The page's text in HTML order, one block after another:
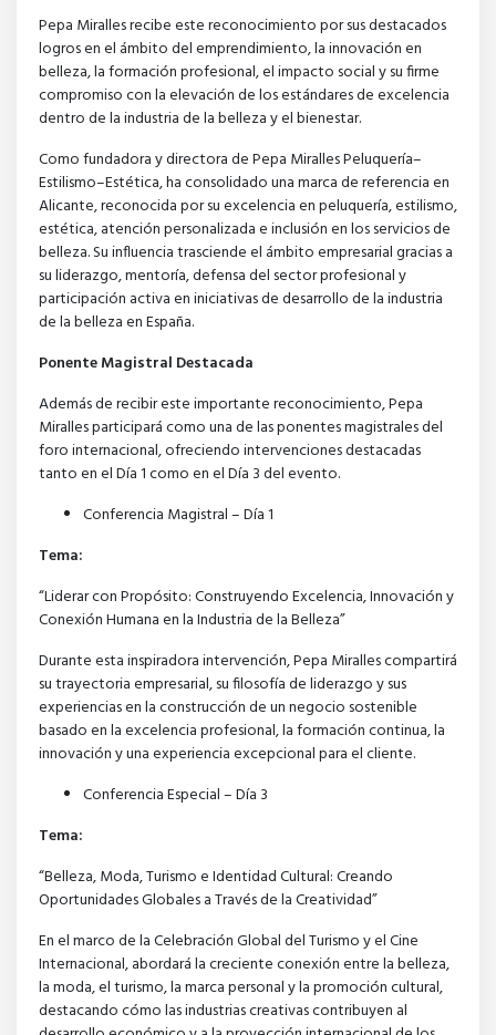
Pepa Miralles recibe este reconocimiento por sus destacados
logros en el ámbito del emprendimiento, la innovación en
belleza, la formación profesional, el impacto social y su firme
compromiso con la elevación de los estándares de excelencia
dentro de la industria de la belleza y el bienestar.
Como fundadora y directora de Pepa Miralles Peluquería–
Estilismo–Estética, ha consolidado una marca de referencia en
Alicante, reconocida por su excelencia en peluquería, estilismo,
estética, atención personalizada e inclusión en los servicios de
belleza. Su influencia trasciende el ámbito empresarial gracias a
su liderazgo, mentoría, defensa del sector profesional y
participación activa en iniciativas de desarrollo de la industria
de la belleza en España.
Ponente Magistral Destacada
Además de recibir este importante reconocimiento, Pepa
Miralles participará como una de las ponentes magistrales del
foro internacional, ofreciendo intervenciones destacadas
tanto en el Día 1 como en el Día 3 del evento.
Conferencia Magistral – Día 1
Tema:
“Liderar con Propósito: Construyendo Excelencia, Innovación y
Conexión Humana en la Industria de la Belleza”
Durante esta inspiradora intervención, Pepa Miralles compartirá
su trayectoria empresarial, su filosofía de liderazgo y sus
experiencias en la construcción de un negocio sostenible
basado en la excelencia profesional, la formación continua, la
innovación y una experiencia excepcional para el cliente.
Conferencia Especial – Día 3
Tema:
“Belleza, Moda, Turismo e Identidad Cultural: Creando
Oportunidades Globales a Través de la Creatividad”
En el marco de la Celebración Global del Turismo y el Cine
Internacional, abordará la creciente conexión entre la belleza,
la moda, el turismo, la marca personal y la promoción cultural,
destacando cómo las industrias creativas contribuyen al